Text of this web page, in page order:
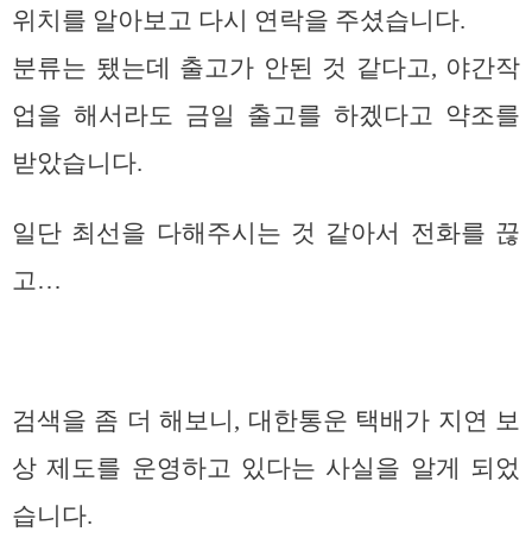
위치를 알아보고 다시 연락을 주셨습니다.
분류는 됐는데 출고가 안된 것 같다고, 야간작
업을 해서라도 금일 출고를 하겠다고 약조를
받았습니다.
일단 최선을 다해주시는 것 같아서 전화를 끊
고…
검색을 좀 더 해보니, 대한통운 택배가 지연 보
상 제도를 운영하고 있다는 사실을 알게 되었
습니다.